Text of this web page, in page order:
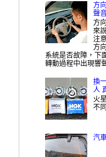
方
聲
方
來
注
方
系統是否故障，下
轉動過程中出現響
換
人
火
不
汽